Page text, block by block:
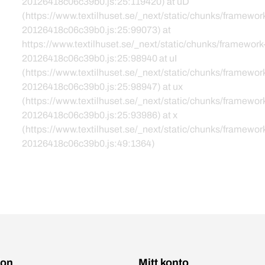
(https://www.textilhuset.se/_next/static/chunks/
20126418c06c39b0.js:25:99073) at
https://www.textilhuset.se/_next/static/chunks/
20126418c06c39b0.js:25:98940 at uI
(https://www.textilhuset.se/_next/static/chunks/
20126418c06c39b0.js:25:98947) at ux
(https://www.textilhuset.se/_next/static/chunks/
20126418c06c39b0.js:25:93986) at x
(https://www.textilhuset.se/_next/static/chunks/
20126418c06c39b0.js:49:1364)